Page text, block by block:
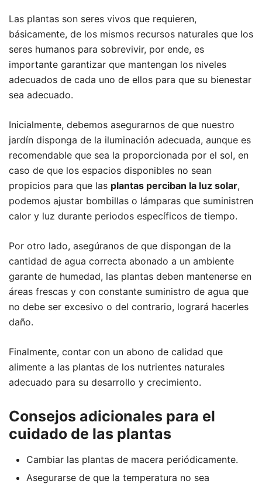
Las plantas son seres vivos que requieren,
básicamente, de los mismos recursos naturales que los
seres humanos para sobrevivir, por ende, es
importante garantizar que mantengan los niveles
adecuados de cada uno de ellos para que su bienestar
sea adecuado.
Inicialmente, debemos asegurarnos de que nuestro
jardín disponga de la iluminación adecuada, aunque es
recomendable que sea la proporcionada por el sol, en
caso de que los espacios disponibles no sean
propicios para que las plantas perciban la luz solar,
podemos ajustar bombillas o lámparas que suministren
calor y luz durante periodos específicos de tiempo.
Por otro lado, asegúranos de que dispongan de la
cantidad de agua correcta abonado a un ambiente
garante de humedad, las plantas deben mantenerse en
áreas frescas y con constante suministro de agua que
no debe ser excesivo o del contrario, logrará hacerles
daño.
Finalmente, contar con un abono de calidad que
alimente a las plantas de los nutrientes naturales
adecuado para su desarrollo y crecimiento.
Consejos adicionales para el
cuidado de las plantas
Cambiar las plantas de macera periódicamente.
Asegurarse de que la temperatura no sea